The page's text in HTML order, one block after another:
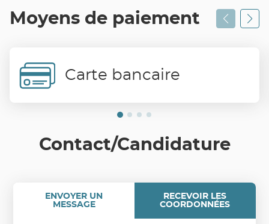
Moyens de paiement
Carte bancaire
Contact/Candidature
ENVOYER UN
MESSAGE
RECEVOIR LES
COORDONNÉES